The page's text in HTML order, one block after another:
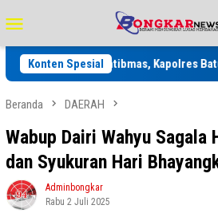
ke
kontenMobile
Konten Spesial
Kamtibmas, Kapolres Batu Bara
Beranda DAERAH
Wabup Dairi Wahyu Sagala
dan Syukuran Hari
Adminbongkar
Rabu 2 Juli 2025